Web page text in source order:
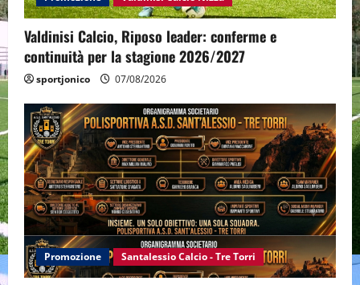
Valdinisi Calcio, Riposo leader: conferme e
continuità per la stagione 2026/2027
sportjonico 07/08/2026
Promozione Santalessio Calcio - Tre Torri